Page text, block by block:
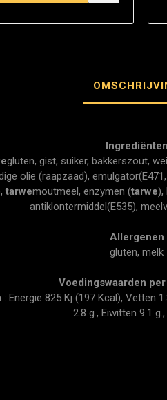
Ingrediënten
gluten, gist, suiker, bakkerszout,
olie (raapzaad),
tarwemoutmeel, enzymen (tarwe),
antiklontermiddel(E535),
Allergenen
gluten, melk
Voedingswaarden
Energie 825 Kj (197 Kcal), Vetten
2.8 g., Eiwitten 9.1